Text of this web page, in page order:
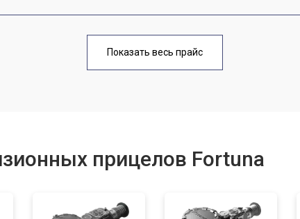
от 70 мин
Показать весь прайс
прицелов Fortuna